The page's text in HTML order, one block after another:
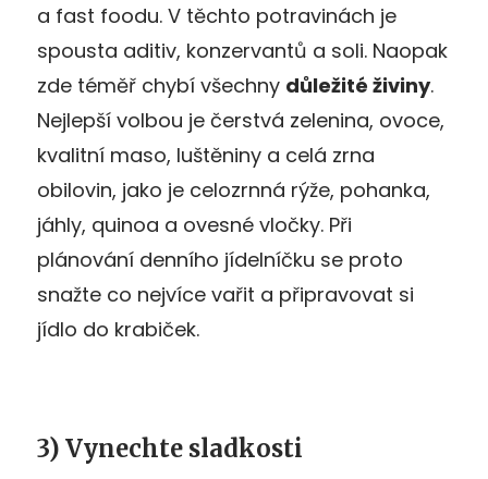
a fast foodu. V těchto potravinách je
spousta aditiv, konzervantů a soli. Naopak
zde téměř chybí všechny důležité živiny.
Nejlepší volbou je čerstvá zelenina, ovoce,
kvalitní maso, luštěniny a celá zrna
obilovin, jako je celozrnná rýže, pohanka,
jáhly, quinoa a ovesné vločky. Při
plánování denního jídelníčku se proto
snažte co nejvíce vařit a připravovat si
jídlo do krabiček.
3) Vynechte sladkosti